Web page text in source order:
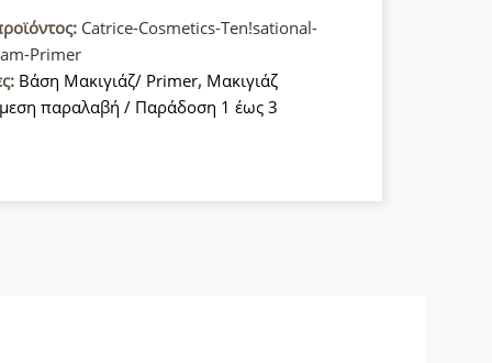
Catrice-Cosmetics-Ten!sational-
Primer
Βάση Μακιγιάζ/ Primer, Μακιγιάζ
παραλαβή / Παράδοση 1 έως 3